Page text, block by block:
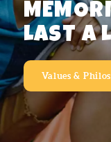
LAST A
Values &